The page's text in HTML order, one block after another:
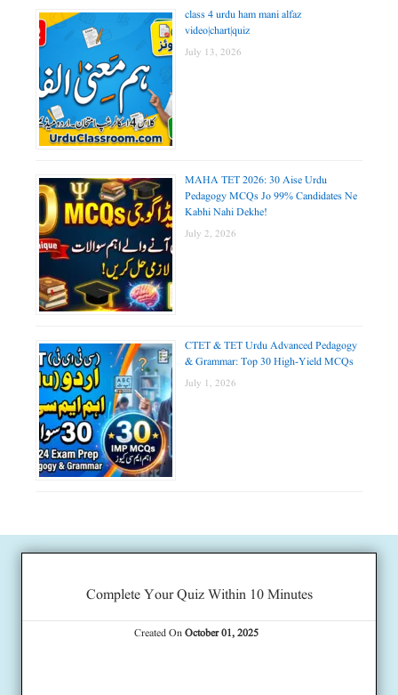
class 4 urdu ham mani alfaz
video|chart|quiz
July 13, 2026
MAHA TET 2026: 30 Aise Urdu
Pedagogy MCQs Jo 99% Candidates Ne
Kabhi Nahi Dekhe!
July 2, 2026
CTET & TET Urdu Advanced Pedagogy
& Grammar: Top 30 High-Yield MCQs
July 1, 2026
Complete Your Quiz Within 10 Minutes
Created OnOctober 01, 2025